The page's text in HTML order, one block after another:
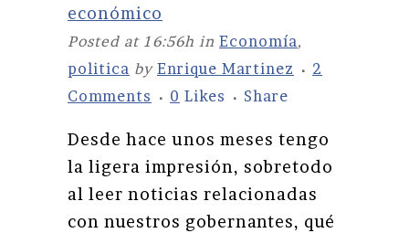
económico
Posted at 16:56h in Economía,
politica by Enrique Martinez
2
Comments
0 Likes Share
Desde hace unos meses tengo
la ligera impresión, sobretodo
al leer noticias relacionadas
con nuestros gobernantes, qué